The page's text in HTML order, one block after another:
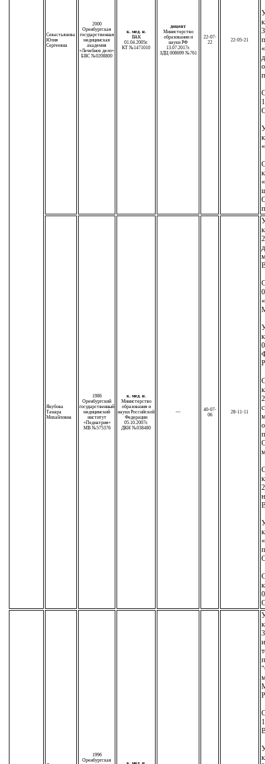
Севастьянова
Юлия
Сергеевна
2000
Оренбургская
государственная
медицинская
академия
«Лечебное дело»
БВС №0208800
к. мед. н.
ВАК
01.04.2005г.
КТ №1471010
доцент
Министерство
образовании и
науки РФ
13.07.2017г.
ЗДЦ 008699 №761
22-07-
22
22-05-21
Якубова
Тамара
Михайловна
1986
Оренбургский
государственный
медицинский
институт
«Педиатрия»
МВ №575376
к. мед. н.
Министерство
образования и
науки Российской
Федерации
05.10.2007г.
ДКН №038480
—
40-07-
06
28-11-11
1996
Оренбургская
к. мед. н.